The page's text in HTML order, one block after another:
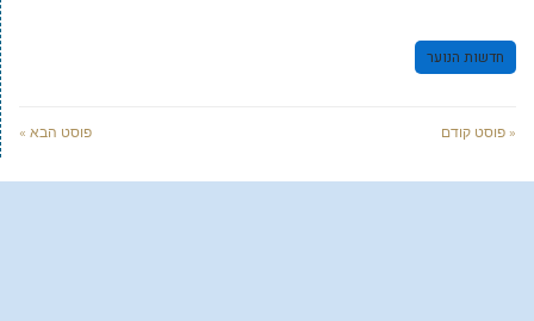
חדשות הנוער
« פוסט קודם פוסט הבא »